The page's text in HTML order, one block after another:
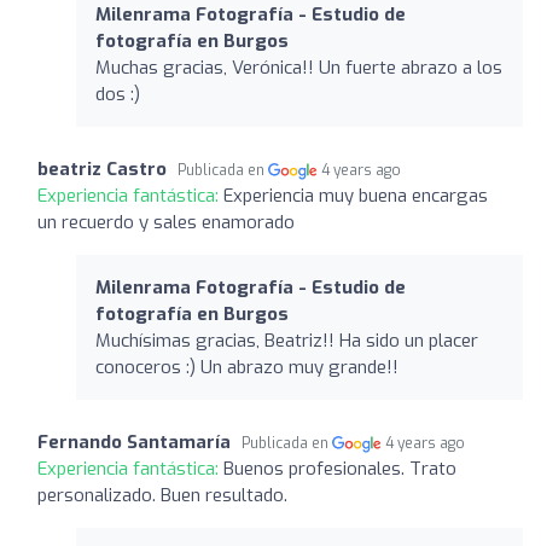
Milenrama Fotografía - Estudio de
fotografía en Burgos
Muchas gracias, Verónica!! Un fuerte abrazo a los
dos :)
beatriz Castro Publicada en 4 years ago
Experiencia fantástica: Experiencia muy buena encargas
un recuerdo y sales enamorado
Milenrama Fotografía - Estudio de
fotografía en Burgos
Muchísimas gracias, Beatriz!! Ha sido un placer
conoceros :) Un abrazo muy grande!!
Fernando Santamaría Publicada en 4 years ago
Experiencia fantástica: Buenos profesionales. Trato
personalizado. Buen resultado.